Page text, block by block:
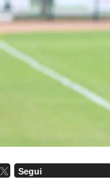
Segui